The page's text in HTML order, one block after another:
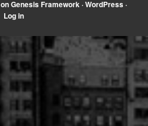
onGenesis Framework ·WordPress ·
Log in